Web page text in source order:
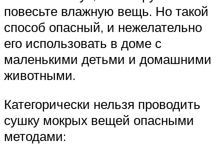
повесьте влажную вещь. Но такой
способ опасный, и нежелательно
его использовать в доме с
маленькими детьми и домашними
животными.
Категорически нельзя проводить
сушку мокрых вещей опасными
методами: